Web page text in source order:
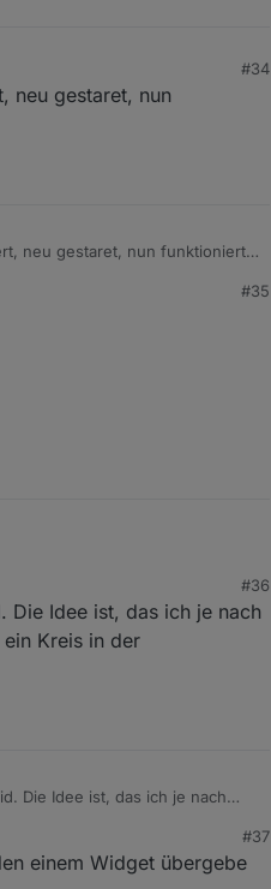
#34
neu gestaret, nun
neu gestaret, nun funktioniert
#35
#36
Die Idee ist, das ich je nach
Kreis in der
Die Idee ist, das ich je nach
#37
einem Widget übergebe